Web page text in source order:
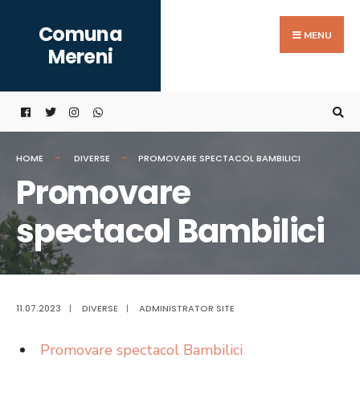
content
Comuna
Mereni
MENU
HOME DIVERSE PROMOVARE SPECTACOL BAMBILICI
Promovare
spectacol Bambilici
11.07.2023 | DIVERSE | ADMINISTRATOR SITE
Promovare spectacol Bambilici
for: